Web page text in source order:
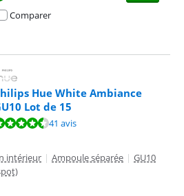
Comparer
Hue White Ambiance
Lot de 15
sur 41 avis.41 avis
intérieur | Ampoule séparée | GU10